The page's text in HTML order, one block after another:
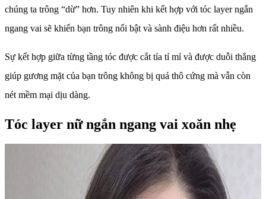
chúng ta trông “dừ” hơn. Tuy nhiên khi kết hợp với tóc layer ngắn
ngang vai sẽ khiến bạn trông nổi bật và sành điệu hơn rất nhiều.
Sự kết hợp giữa từng tầng tóc được cắt tỉa tỉ mỉ và được duỗi thẳng
giúp gương mặt của bạn trông không bị quá thô cứng mà vẫn còn
nét mềm mại dịu dàng.
Tóc layer nữ ngắn ngang vai xoăn nhẹ